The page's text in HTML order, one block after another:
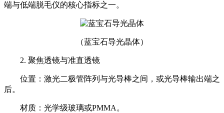
端与低端脱毛仪的核心指标之一。
（蓝宝石导光晶体）
2. 聚焦透镜与准直透镜
位置：激光二极管阵列与光导棒之间，或光导棒输出端之
后。
材质：光学级玻璃或PMMA。